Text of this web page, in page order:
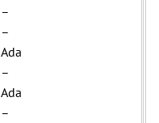
–
–
Ada
–
Ada
–